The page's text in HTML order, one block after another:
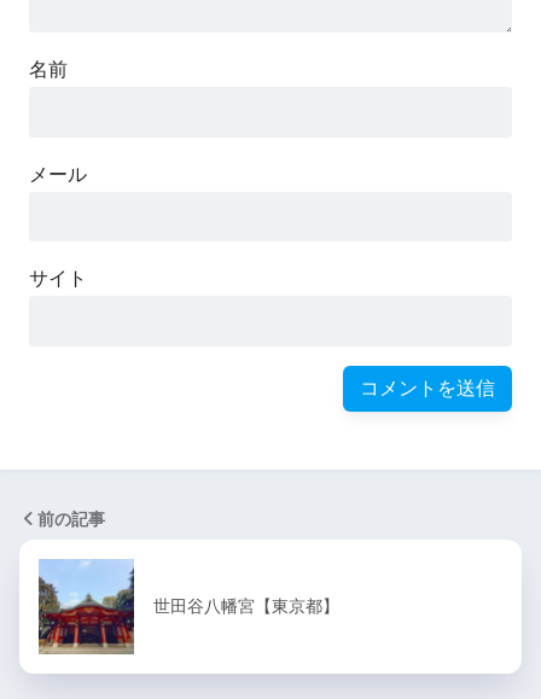
名前
メール
サイト
前の記事
世田谷八幡宮【東京都】